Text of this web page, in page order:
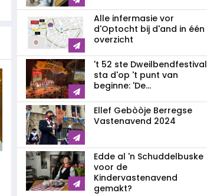
Alle infermasie vor
d'Optocht bij d'and in één
overzicht
't 52 ste Dweilbendfestival
sta d'op 't punt van
beginne: 'De...
Ellef Gebòòje Berregse
Vastenavend 2024
Edde al 'n Schuddelbuske
voor de
Kindervastenavend
gemakt?